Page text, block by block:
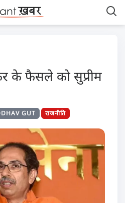
के फैसले को सुप्रीम
GUT राजनीति